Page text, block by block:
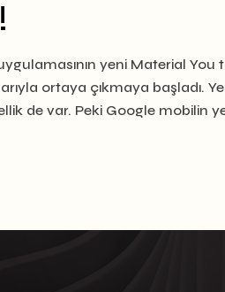
yeni Material You
ortaya çıkmaya başladı.
de var. Peki Google mobilin